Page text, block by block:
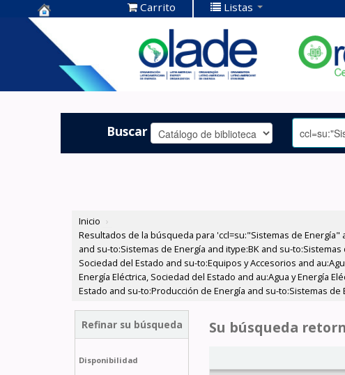
Centro de
Documentación
OLADE -
Carrito Listas
Buscar
Inicio ›
Resultados de la búsqueda para 'ccl=su:"Sistemas de Energía"
and su-to:Sistemas de Energía and itype:BK and su-
Sociedad del Estado and su-to:Equipos y Accesorios and
Energía Eléctrica, Sociedad del Estado and au:Agua y Energía
Estado and su-to:Producción de Energía and su-to:Sistemas de
Refinar su búsqueda
Disponibilidad
Su búsqueda